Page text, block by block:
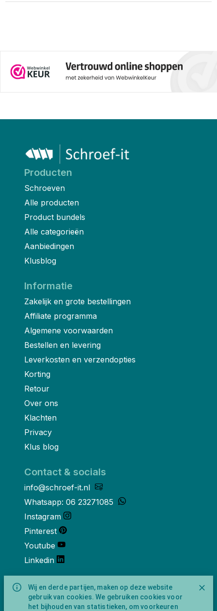
Wij en derde partijen, maken op deze website
gebruik van cookies. We gebruiken cookies voor
het bijhouden van statistieken, om voorkeuren
Producten
Schroeven
Alle producten
Product bundels
Alle categorieën
Aanbiedingen
Klusblog
Informatie
Zakelijk en grote bestellingen
Affiliate programma
Algemene voorwaarden
Bestellen en levering
Leverkosten en verzendopties
Korting
Retour
Over ons
Klachten
Privacy
Klus blog
Contact & socials
info@schroef-it.nl
Whatsapp: 06 23271085
Instagram
Pinterest
Youtube
Linkedin
Over ons
Schroef-it is een handelsnaam van